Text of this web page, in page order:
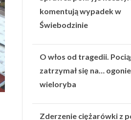
komentują wypadek w
Świebodzinie
O włos od tragedii.
zatrzymał się na… ogonie
wieloryba
Zderzenie ciężarówki z